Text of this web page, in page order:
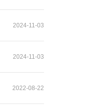
2024-11-03
2024-11-03
2022-08-22